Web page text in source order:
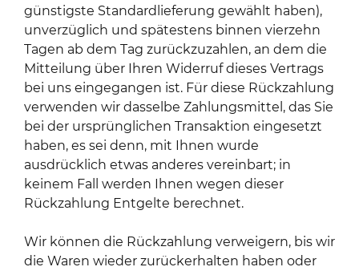
günstigste Standardlieferung gewählt haben),
unverzüglich und spätestens binnen vierzehn
Tagen ab dem Tag zurückzuzahlen, an dem die
Mitteilung über Ihren Widerruf dieses Vertrags
bei uns eingegangen ist. Für diese Rückzahlung
verwenden wir dasselbe Zahlungsmittel, das Sie
bei der ursprünglichen Transaktion eingesetzt
haben, es sei denn, mit Ihnen wurde
ausdrücklich etwas anderes vereinbart; in
keinem Fall werden Ihnen wegen dieser
Rückzahlung Entgelte berechnet.
Wir können die Rückzahlung verweigern, bis wir
die Waren wieder zurückerhalten haben oder